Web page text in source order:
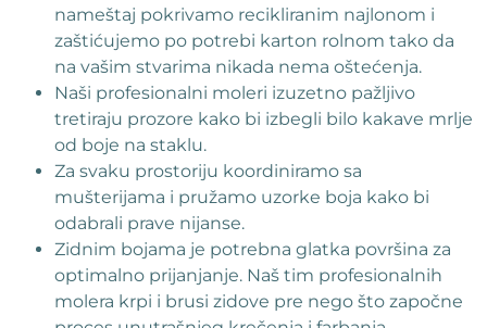
nameštaj pokrivamo recikliranim najlonom i
zaštićujemo po potrebi karton rolnom tako da
na vašim stvarima nikada nema oštećenja.
Naši profesionalni moleri izuzetno pažljivo
tretiraju prozore kako bi izbegli bilo kakave mrlje
od boje na staklu.
Za svaku prostoriju koordiniramo sa
mušterijama i pružamo uzorke boja kako bi
odabrali prave nijanse.
Zidnim bojama je potrebna glatka površina za
optimalno prijanjanje. Naš tim profesionalnih
molera krpi i brusi zidove pre nego što započne